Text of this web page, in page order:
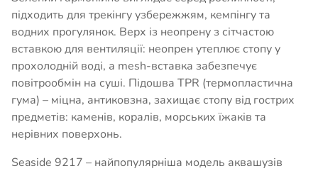
підходить для трекінгу узбережжям, кемпінгу та
водних прогулянок. Верх із неопрену з сітчастою
вставкою для вентиляції: неопрен утеплює стопу у
прохолодній воді, а mesh-вставка забезпечує
повітрообмін на суші. Підошва TPR (термопластична
гума) – міцна, антиковзна, захищає стопу від гострих
предметів: каменів, коралів, морських їжаків та
нерівних поверхонь.
Seaside 9217 – найпопулярніша модель аквашузів